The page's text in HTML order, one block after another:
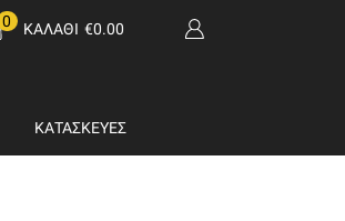
0 ΚΑΛΆΘΙ €0.00
ΚΑΤΑΣΚΕΥΈΣ